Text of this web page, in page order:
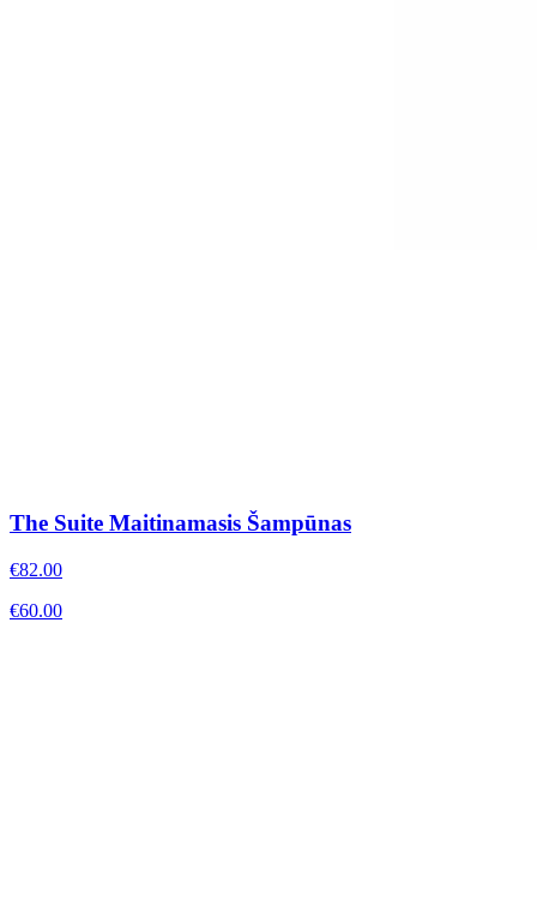
The Suite Maitinamasis Šampūnas
€82.00
€60.00